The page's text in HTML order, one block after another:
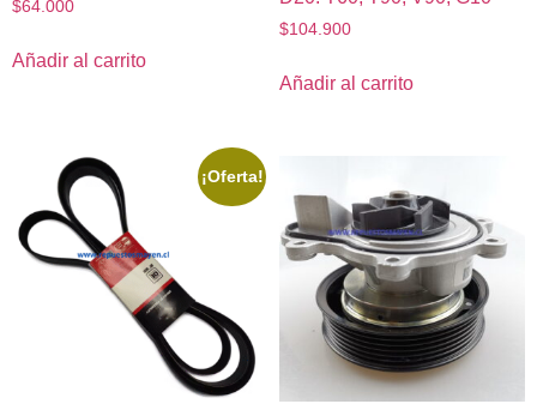
$64.000
Añadir al carrito
$104.900
Añadir al carrito
¡Oferta!